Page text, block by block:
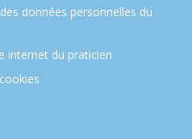
données personnelles du
internet du praticien